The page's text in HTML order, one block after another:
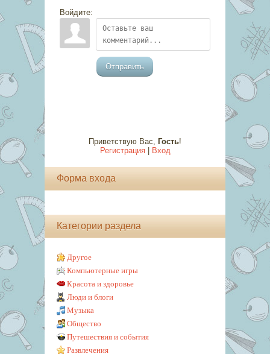
Войдите:
Отправить
Приветствую Вас, Гость!
Регистрация| Вход
Форма входа
Категории раздела
Другое
Компьютерные игры
Красота и здоровье
Люди и блоги
Музыка
Общество
Путешествия и события
Развлечения